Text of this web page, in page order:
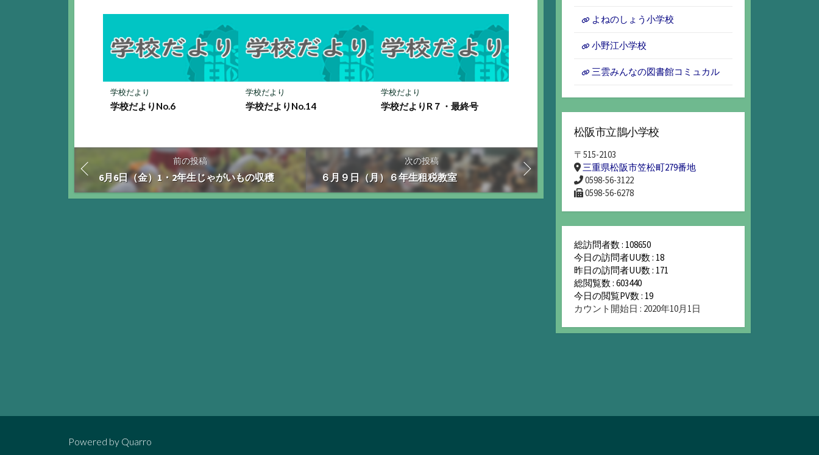
学校だより
学校だよりNo.6
学校だより
学校だよりNo.14
学校だより
学校だよりR７・最終号
前の投稿
6月6日（金）1・2年生じゃがいもの収穫
次の投稿
６月９日（月）６年生租税教室
よねのしょう小学校
小野江小学校
三雲みんなの図書館コミュカル
松阪市立鵲小学校
〒515-2103
三重県松阪市笠松町279番地
0598-56-3122
0598-56-6278
総訪問者数 : 108650
今日の訪問者UU数 : 18
昨日の訪問者UU数 : 171
総閲覧数 : 603440
今日の閲覧PV数 : 19
カウント開始日 : 2020年10月1日
Powered by Quarro